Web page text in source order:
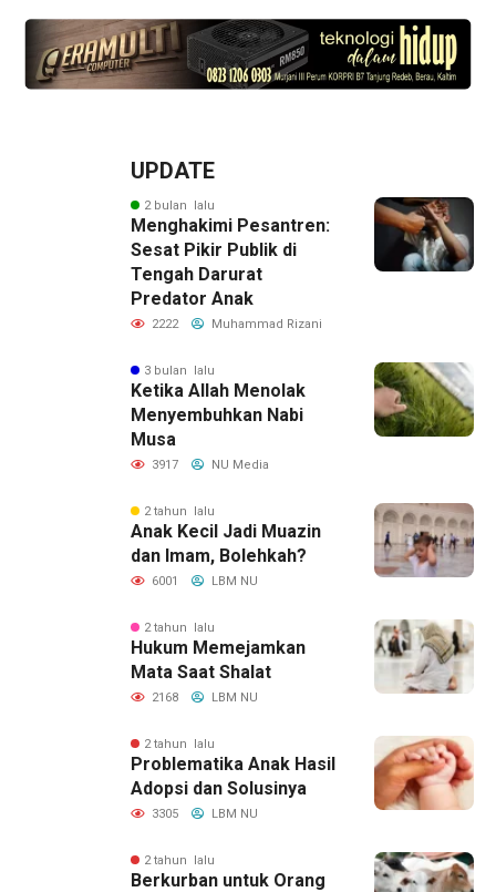
UPDATE
2 bulan lalu
Menghakimi Pesantren:
Sesat Pikir Publik di
Tengah Darurat
Predator Anak
2222 Muhammad Rizani
3 bulan lalu
Ketika Allah Menolak
Menyembuhkan Nabi
Musa
3917 NU Media
2 tahun lalu
Anak Kecil Jadi Muazin
dan Imam, Bolehkah?
6001 LBM NU
2 tahun lalu
Hukum Memejamkan
Mata Saat Shalat
2168 LBM NU
2 tahun lalu
Problematika Anak Hasil
Adopsi dan Solusinya
3305 LBM NU
2 tahun lalu
Berkurban untuk Orang